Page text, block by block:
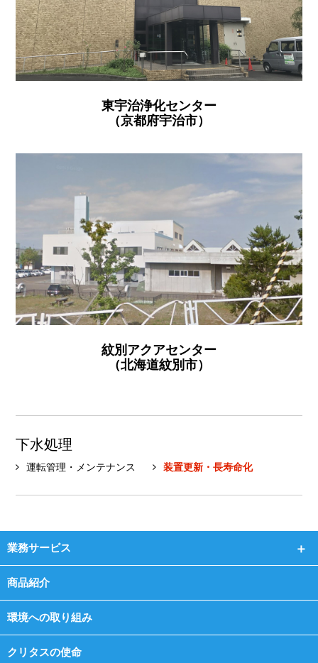
東宇治浄化センター
（京都府宇治市）
紋別アクアセンター
（北海道紋別市）
下水処理
運転管理・メンテナンス 装置更新・長寿命化
業務サービス
商品紹介
環境への取り組み
クリタスの使命